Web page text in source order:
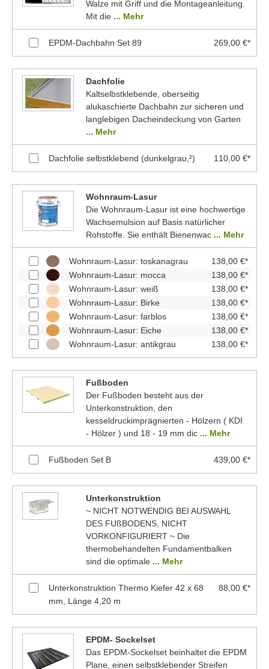
Walze mit Griff und die Montageanleitung.
Mit die ... Mehr
EPDM-Dachbahn Set 89 269,00 €*
Dachfolie
Kaltselbstklebende, oberseitig
alukaschierte Dachbahn zur sicheren und
langlebigen Dacheindeckung von Garten
... Mehr
Dachfolie selbstklebend (dunkelgrau,²) 110,00 €*
Wohnraum-Lasur
Die Wohnraum-Lasur ist eine hochwertige
Wachsemulsion auf Basis natürlicher
Rohstoffe. Sie enthält Bienenwac ... Mehr
Wohnraum-Lasur: toskanagrau
138,00 €*
Wohnraum-Lasur: mocca
138,00 €*
Wohnraum-Lasur: weiß
138,00 €*
Wohnraum-Lasur: Birke
138,00 €*
Wohnraum-Lasur: farblos
138,00 €*
Wohnraum-Lasur: Eiche
138,00 €*
Wohnraum-Lasur: antikgrau
138,00 €*
Fußboden
Der Fußboden besteht aus der
Unterkonstruktion, den
kesseldruckimprägnierten - Hölzern ( KDI
- Hölzer ) und 18 - 19 mm dic ... Mehr
Fußboden Set B 439,00 €*
Unterkonstruktion
~ NICHT NOTWENDIG BEI AUSWAHL
DES FUßBODENS, NICHT
VORKONFIGURIERT ~ Die
thermobehandelten Fundamentbalken
sind die optimale ... Mehr
Unterkonstruktion Thermo Kiefer 42 x 68
mm, Länge 4,20 m
88,00 €*
EPDM- Sockelset
Das EPDM-Sockelset beinhaltet die EPDM
Plane, einen selbstklebender Streifen